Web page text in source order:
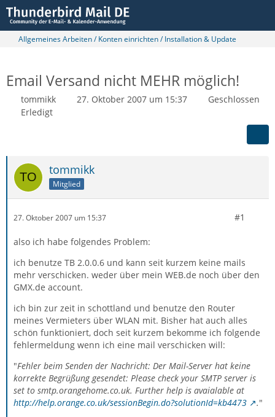
Allgemeines Arbeiten / Konten einrichten / Installation & Update
Email Versand nicht MEHR möglich!
tommikk 27. Oktober 2007 um 15:37
Geschlossen
Erledigt
tommikk
Mitglied
27. Oktober 2007 um 15:37 #1
also ich habe folgendes Problem:
ich benutze TB 2.0.0.6 und kann seit kurzem keine mails
mehr verschicken. weder über mein WEB.de noch über den
GMX.de account.
ich bin zur zeit in schottland und benutze den Router
meines Vermieters über WLAN mit. Bisher hat auch alles
schön funktioniert, doch seit kurzem bekomme ich folgende
fehlermeldung wenn ich eine mail verschicken will:
"Fehler beim Senden der Nachricht: Der Mail-Server hat keine
korrekte Begrüßung gesendet: Please check your SMTP server is
set to smtp.orangehome.co.uk. Further help is avaialable at
http://help.orange.co.uk/sessionBegin.do?solutionId=kb4473
."